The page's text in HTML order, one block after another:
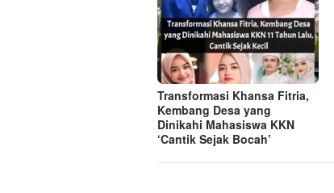
Transformasi Khansa Fitria,
Kembang Desa yang
Dinikahi Mahasiswa KKN
‘Cantik Sejak Bocah’